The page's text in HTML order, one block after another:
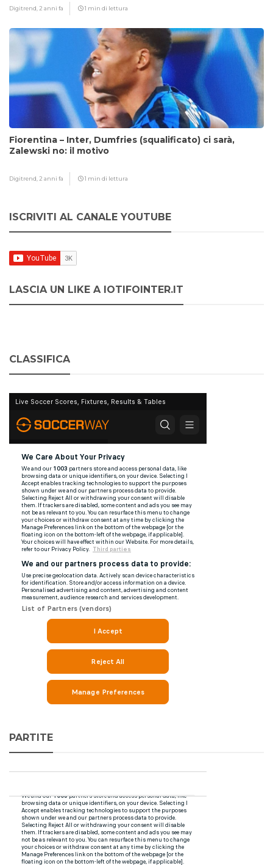
Digitrend, 2 anni fa 1 min di lettura
Fiorentina – Inter, Dumfries (squalificato) ci sarà,
Zalewski no: il motivo
Digitrend, 2 anni fa 1 min di lettura
ISCRIVITI AL CANALE YOUTUBE
LASCIA UN LIKE A IOTIFOINTER.IT
CLASSIFICA
PARTITE